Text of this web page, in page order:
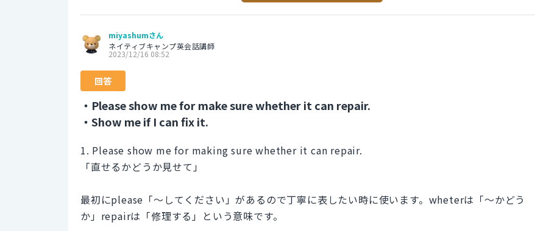
miyashumさん
ネイティブキャンプ英会話講師
2023/12/16 08:52
回答
・Please show me for make sure whether it can repair.
・Show me if I can fix it.
1. Please show me for making sure whether it can repair.
「直せるかどうか見せて」
最初にplease「〜してください」があるので丁寧に表したい時に使います。wheterは「〜かどう
か」repairは「修理する」という意味です。